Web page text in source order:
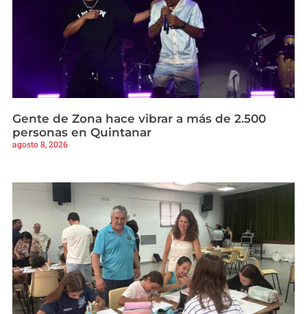
Gente de Zona hace vibrar a más de 2.500
personas en Quintanar
agosto 8, 2026